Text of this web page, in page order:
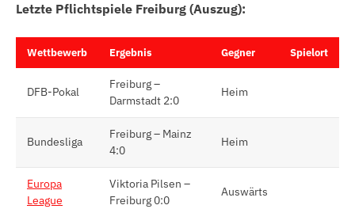
Letzte Pflichtspiele Freiburg (Auszug):
Wettbewerb Ergebnis Gegner Spielort
DFB-Pokal
Freiburg –
Darmstadt 2:0
Heim
Bundesliga
Freiburg – Mainz
4:0
Heim
Europa
League
Viktoria Pilsen –
Freiburg 0:0
Auswärts